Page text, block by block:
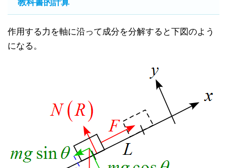
教科書的計算
作用する力を軸に沿って成分を分解すると下図のよう
になる。